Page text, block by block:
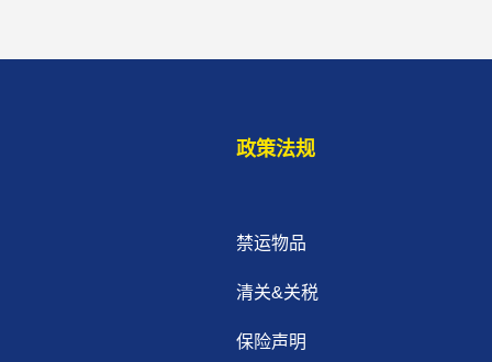
政策法规
禁运物品
清关&关税
保险声明